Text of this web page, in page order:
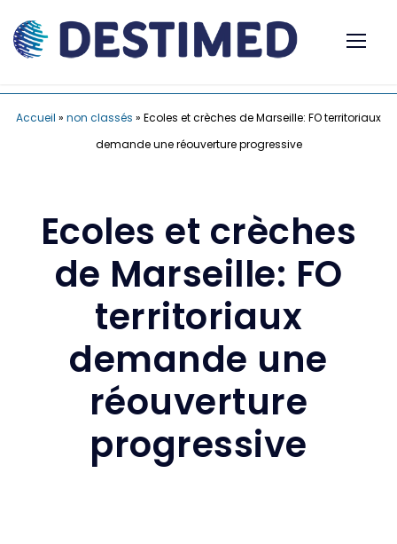
Accueil » non classés » Ecoles et crèches de Marseille: FO territoriaux
demande une réouverture progressive
Ecoles et crèches
de Marseille: FO
territoriaux
demande une
réouverture
progressive